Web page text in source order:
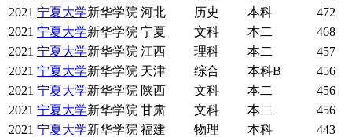
2021 宁夏大学新华学院 河北 历史 本科
472
2021 宁夏大学新华学院 宁夏 文科 本二
468
2021 宁夏大学新华学院 江西 理科 本二
457
2021 宁夏大学新华学院 天津 综合 本科B
456
2021 宁夏大学新华学院 陕西 文科 本二
456
2021 宁夏大学新华学院 甘肃 文科 本二
456
2021 宁夏大学新华学院 福建 物理 本科
443